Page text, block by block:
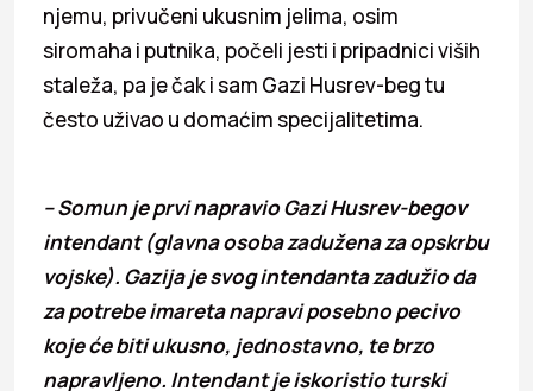
njemu, privučeni ukusnim jelima, osim
siromaha i putnika, počeli jesti i pripadnici viših
staleža, pa je čak i sam Gazi Husrev-beg tu
često uživao u domaćim specijalitetima.
– Somun je prvi napravio Gazi Husrev-begov
intendant (glavna osoba zadužena za opskrbu
vojske). Gazija je svog intendanta zadužio da
za potrebe imareta napravi posebno pecivo
koje će biti ukusno, jednostavno, te brzo
napravljeno. Intendant je iskoristio turski